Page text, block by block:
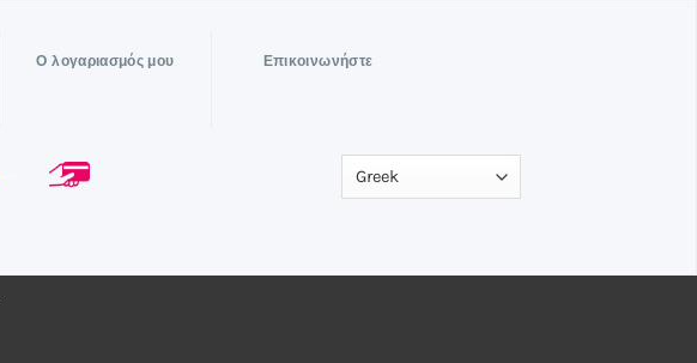
Ο λογαριασμός μου Επικοινωνήστε